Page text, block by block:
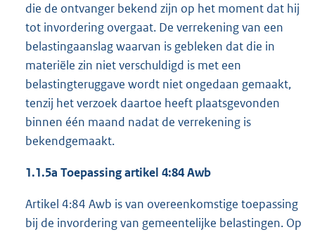
die de ontvanger bekend zijn op het moment dat hij
tot invordering overgaat. De verrekening van een
belastingaanslag waarvan is gebleken dat die in
materiële zin niet verschuldigd is met een
belastingteruggave wordt niet ongedaan gemaakt,
tenzij het verzoek daartoe heeft plaatsgevonden
binnen één maand nadat de verrekening is
bekendgemaakt.
1.1.5a Toepassing artikel 4:84 Awb
Artikel 4:84 Awb is van overeenkomstige toepassing
bij de invordering van gemeentelijke belastingen. Op